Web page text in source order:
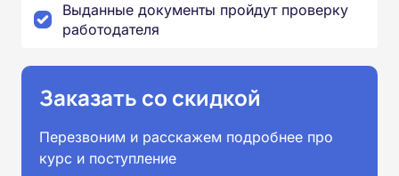
Выданные документы пройдут проверку
работодателя
Заказать со скидкой
Перезвоним и расскажем подробнее про
курс и поступление